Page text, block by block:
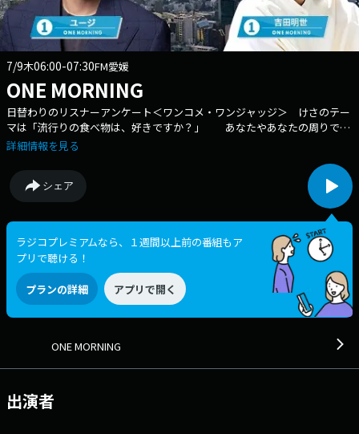
7/9木06:00-07:30FM愛媛
ONE MORNING
日替わりのリスナーアンケート＜ワンコメ・ワンジャッジ＞ けさのテー
マは「流行りの食べ物は、好きですか？」 あなたやあなたの周りで流
行っている食べ物をワンコメで教えてください。 なかなか手に入らず行
流行の食べ物に関するエピソードも一緒に送ってください。 流行りの食
べ物には、食指が動かないという方は、 自分だけのマイブームまたは、
流行りの食べ物に乗らない理由を教えてください。 タレントの"ユ
ージ"とフリーアナウンサーの"吉田明世"がお届けする「ONE
MORNING」。 今日も一緒に素敵な1日をスタートさせましょう！ 日
替わりのリスナーアンケート＜ワンコメ・ワンジャッジ＞ 番組Xでのア
ンケート ⇨投票は★ONE MORNING 公式Xで実施！★また「#ワンモ」で
あなたの声=ワンコメを募集中です！ みなさんからの「BEST HITS
REQUEST」もHPから募集中！！ 採用された方には番組オリジナルステ
ッカーをプレゼントしています。 ＊時間多少前後する場合がありま
適生活ラジオショッピング 】 快適生活ラジオショッピング
▽06:55〜 【 MY OLYMPIC 】 トップアスリートたちが出演！ 日本各地
で開催される競技会などを通して、かつての名選手から将来有望なオリン
HEADLINE 】 全国のお天気と最新のHEADLINE NEWSをお届け！ その中
詳細情報を見る
シェア
ラジコプレミアムなら、１週間以上前の番組もア
プリで聴ける！
プランの詳細 アプリで開く
ONE MORNING
出演者